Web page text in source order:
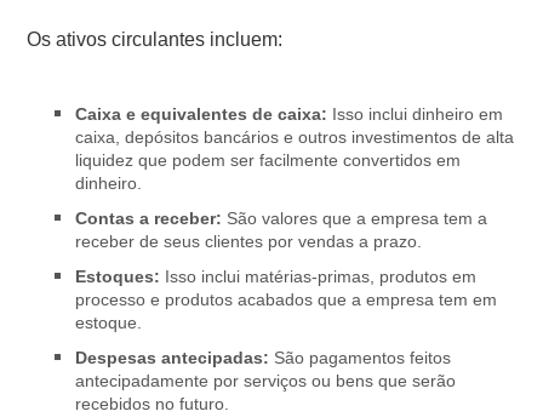
Os ativos circulantes incluem:
Caixa e equivalentes de caixa: Isso inclui dinheiro em
caixa, depósitos bancários e outros investimentos de alta
liquidez que podem ser facilmente convertidos em
dinheiro.
Contas a receber: São valores que a empresa tem a
receber de seus clientes por vendas a prazo.
Estoques: Isso inclui matérias-primas, produtos em
processo e produtos acabados que a empresa tem em
estoque.
Despesas antecipadas: São pagamentos feitos
antecipadamente por serviços ou bens que serão
recebidos no futuro.